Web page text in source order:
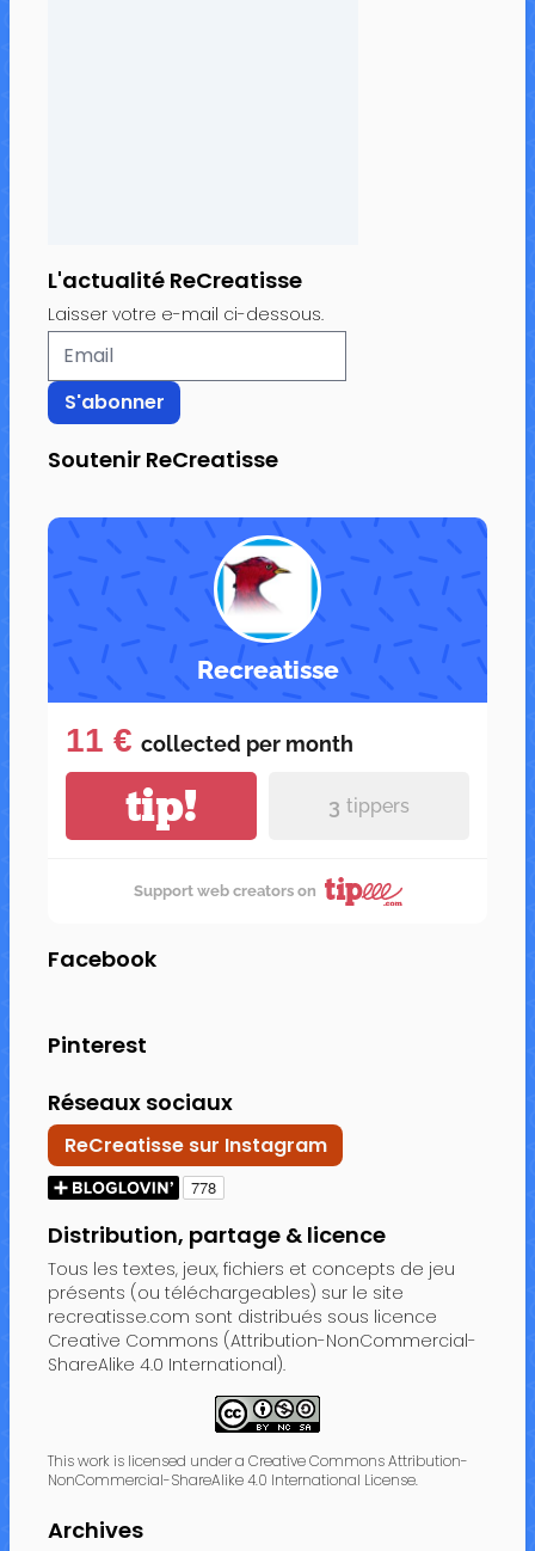
L'actualité ReCreatisse
Laisser votre e-mail ci-dessous.
Soutenir ReCreatisse
Recreatisse
11 € collected per month
tip! 3 tippers
Support web creators on
Facebook
Pinterest
Réseaux sociaux
ReCreatisse sur Instagram
Distribution, partage & licence
Tous les textes, jeux, fichiers et concepts de jeu
présents (ou téléchargeables) sur le site
recreatisse.com sont distribués sous licence
Creative Commons (Attribution-NonCommercial-
ShareAlike 4.0 International).
This work is licensed under a Creative Commons Attribution-
NonCommercial-ShareAlike 4.0 International License.
Archives